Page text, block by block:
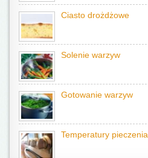
Ciasto drożdżowe
Solenie warzyw
Gotowanie warzyw
Temperatury pieczenia